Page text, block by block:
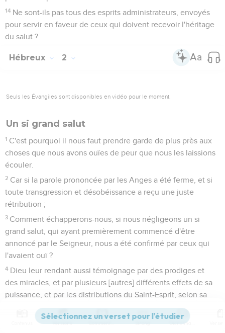
14 Ne sont-ils pas tous des esprits administrateurs, envoyés
pour servir en faveur de ceux qui doivent recevoir l'héritage
du salut ?
Hébreux 2
Seuls les Évangiles sont disponibles en vidéo pour le moment.
Un si grand salut
1 C'est pourquoi il nous faut prendre garde de plus près aux
choses que nous avons ouïes de peur que nous les laissions
écouler.
2 Car si la parole prononcée par les Anges a été ferme, et si
toute transgression et désobéissance a reçu une juste
rétribution ;
3 Comment échapperons-nous, si nous négligeons un si
grand salut, qui ayant premièrement commencé d'être
annoncé par le Seigneur, nous a été confirmé par ceux qui
l'avaient ouï ?
4 Dieu leur rendant aussi témoignage par des prodiges et
des miracles, et par plusieurs [autres] différents effets de sa
puissance, et par les distributions du Saint-Esprit, selon sa
Versions Commentaires Strong